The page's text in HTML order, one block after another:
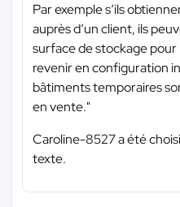
Par exemple s’ils
auprès d’un client, ils
surface de stockage
revenir en configuration
bâtiments temporaires
en vente."
Caroline-8527 a été
texte.